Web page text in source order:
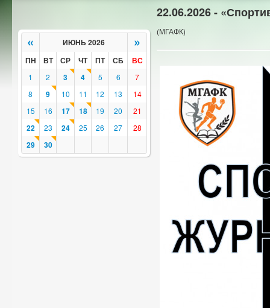
« ИЮНЬ 2026 »
ПН ВТ СР ЧТ ПТ СБ ВС
1 2 3 4 5 6
7
8
9 10 11 12 13
14
15
16 17 18 19 20 21
22 23 24 25 26 27 28
29 30
22.06.2026 -
(МГАФК)